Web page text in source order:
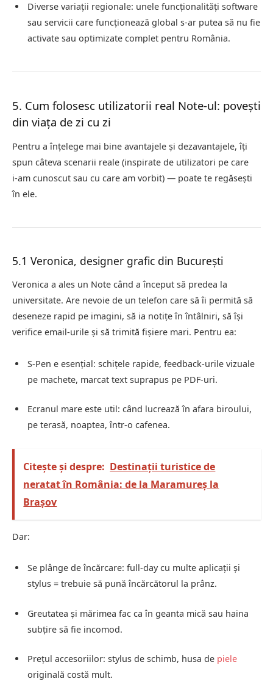
Diverse variații regionale: unele funcționalități software
sau servicii care funcționează global s-ar putea să nu fie
activate sau optimizate complet pentru România.
5. Cum folosesc utilizatorii real Note‑ul: povești
din viața de zi cu zi
Pentru a înțelege mai bine avantajele și dezavantajele, îți
spun câteva scenarii reale (inspirate de utilizatori pe care
i‑am cunoscut sau cu care am vorbit) — poate te regăsești
în ele.
5.1 Veronica, designer grafic din București
Veronica a ales un Note când a început să predea la
universitate. Are nevoie de un telefon care să îi permită să
deseneze rapid pe imagini, să ia notițe în întâlniri, să își
verifice email‑urile și să trimită fișiere mari. Pentru ea:
S‑Pen e esențial: schițele rapide, feedback‑urile vizuale
pe machete, marcat text suprapus pe PDF‑uri.
Ecranul mare este util: când lucrează în afara biroului,
pe terasă, noaptea, într‑o cafenea.
Citește și despre: Destinații turistice de
neratat în România: de la Maramureș la
Brașov
Dar:
Se plânge de încărcare: full‑day cu multe aplicații și
stylus = trebuie să pună încărcătorul la prânz.
Greutatea și mărimea fac ca în geanta mică sau haina
subțire să fie incomod.
Prețul accesoriilor: stylus de schimb, husa de piele
originală costă mult.